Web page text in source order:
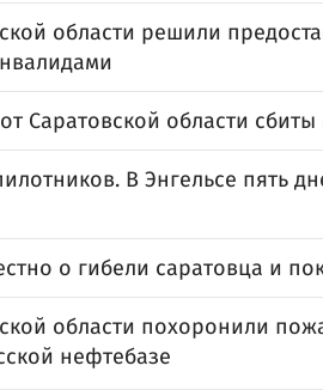
области решили
Саратовской области
В Энгельсе пять
о гибели саратовца и
области похоронили
нефтебазе